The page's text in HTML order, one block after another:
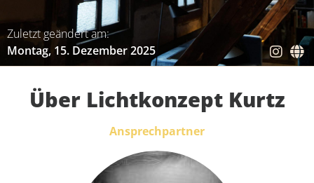
Zuletzt geändert am:
Montag, 15. Dezember 2025
Über Lichtkonzept Kurtz
Ansprechpartner